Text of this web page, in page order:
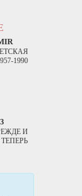
1990
И
ТЕПЕРЬ